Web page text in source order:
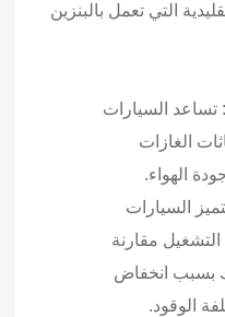
التي تعمل بالبنزين
تساعد السيارات
الغازات
الهواء.
السيارات
التشغيل مقارنة
بسبب انخفاض
الوقود.